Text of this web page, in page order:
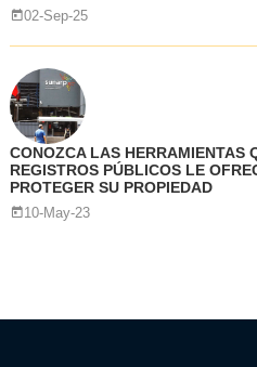
02-Sep-25
CONOZCA LAS HERRAMIENTAS
REGISTROS PÚBLICOS LE
PROTEGER SU PROPIEDAD
10-May-23